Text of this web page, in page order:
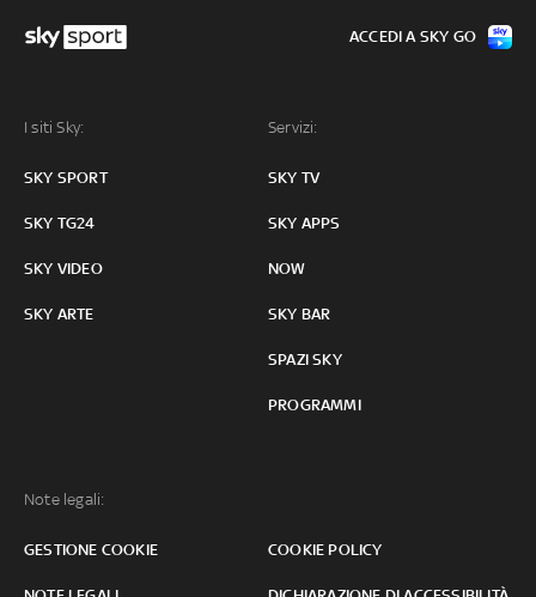
I siti Sky:
SKY SPORT
SKY TG24
SKY VIDEO
SKY ARTE
Servizi:
SKY TV
SKY APPS
NOW
SKY BAR
SPAZI SKY
PROGRAMMI
Note legali:
GESTIONE COOKIE COOKIE POLICY
ACCEDI A SKY GO